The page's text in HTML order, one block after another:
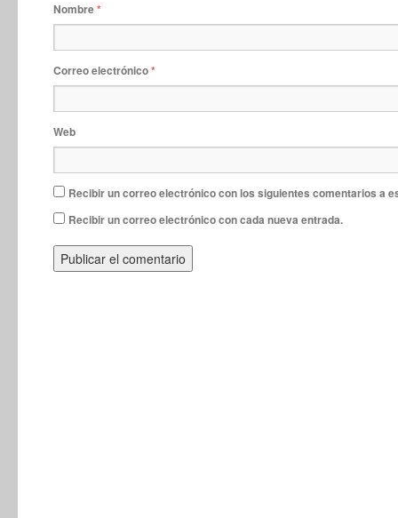
Nombre*
Correo electrónico*
Web
Recibir un correo electrónico con los siguientes comentarios a
Recibir un correo electrónico con cada nueva entrada.